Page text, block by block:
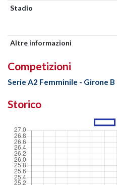
Stadio
Altre informazioni
Competizioni
Serie A2 Femminile - Girone B
Storico